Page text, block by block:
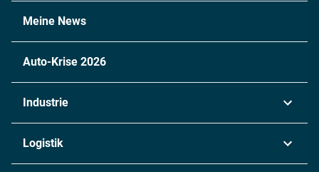
Meine News
Auto-Krise 2026
Industrie
Logistik